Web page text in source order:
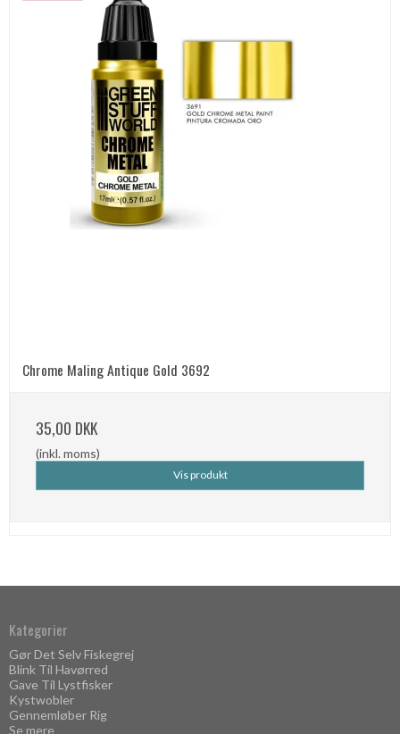
Chrome Maling Antique Gold 3692
35,00 DKK
(inkl. moms)
Vis produkt
Kategorier
Gør Det Selv Fiskegrej
Blink Til Havørred
Gave Til Lystfisker
Kystwobler
Gennemløber Rig
Se mere